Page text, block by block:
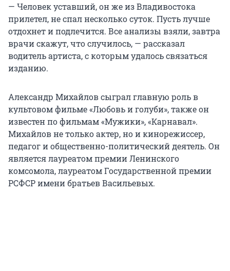
— Человек уставший, он же из Владивостока
прилетел, не спал несколько суток. Пусть лучше
отдохнет и подлечится. Все анализы взяли, завтра
врачи скажут, что случилось, — рассказал
водитель артиста, с которым удалось связаться
изданию.
Александр Михайлов сыграл главную роль в
культовом фильме «Любовь и голуби», также он
известен по фильмам «Мужики», «Карнавал».
Михайлов не только актер, но и кинорежиссер,
педагог и общественно-политический деятель. Он
является лауреатом премии Ленинского
комсомола, лауреатом Государственной премии
РСФСР имени братьев Васильевых.